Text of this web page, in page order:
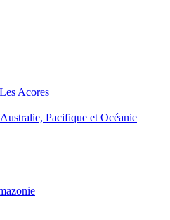
Acores
Australie, Pacifique et Océanie